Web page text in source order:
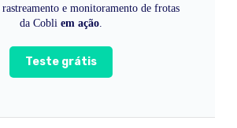
e monitoramento de frotas
da Cobli em ação.
Teste grátis